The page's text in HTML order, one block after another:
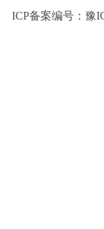
ICP备案编号： 豫